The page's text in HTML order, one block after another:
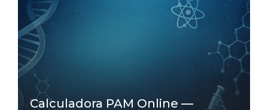
Calculadora PAM Online —